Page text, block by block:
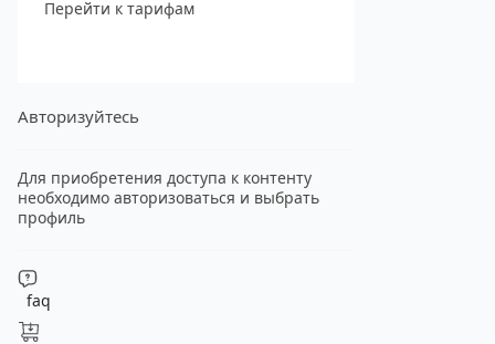
Перейти к тарифам
Авторизуйтесь
Для приобретения доступа к контенту
необходимо авторизоваться и выбрать
профиль
faq